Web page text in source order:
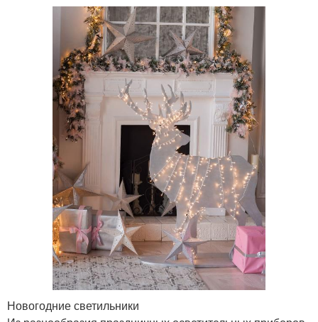
Новогодние светильники